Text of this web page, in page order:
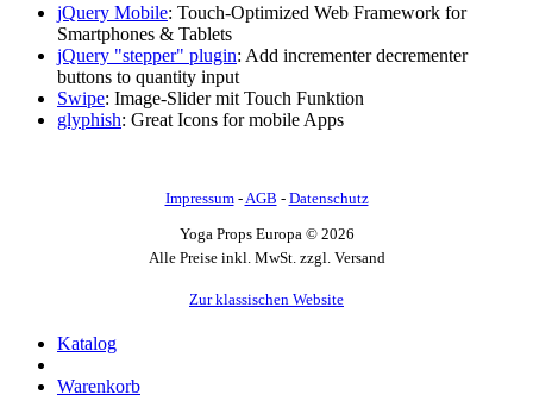
jQuery Mobile: Touch-Optimized Web Framework for
Smartphones & Tablets
jQuery "stepper" plugin: Add incrementer decrementer
buttons to quantity input
Swipe: Image-Slider mit Touch Funktion
glyphish: Great Icons for mobile Apps
Impressum- AGB - Datenschutz
Yoga Props Europa © 2026
Alle Preise inkl. MwSt. zzgl. Versand
Zur klassischen Website
Katalog
Warenkorb